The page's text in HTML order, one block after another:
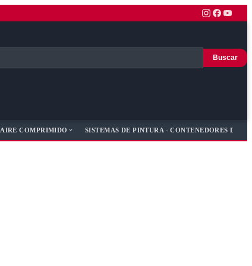
Buscar
AIRE COMPRIMIDO SISTEMAS DE PINTURA - CONTENEDORES DE